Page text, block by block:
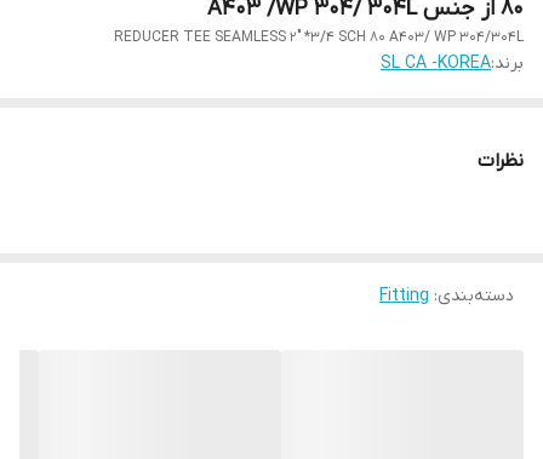
80 از جنس A403 /WP 304/ 304L
REDUCER TEE SEAMLESS 2" *3/4 SCH 80 A403/ WP 304/304L
برند:SL CA -KOREA
نظرات
دسته‌بندی:
Fitting